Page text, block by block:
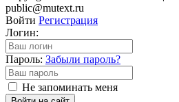
public@mutext.ru
Войти Регистрация
Логин:
Пароль: Забыли пароль?
Не запоминать меня